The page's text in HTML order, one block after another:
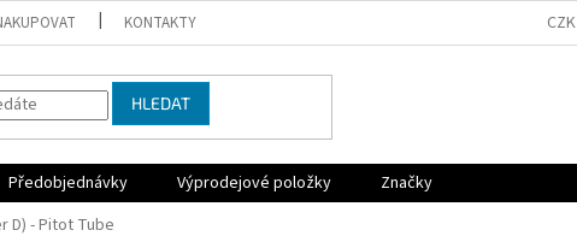
KONTAKTY CZK
HLEDAT
Předobjednávky Výprodejové položky
Značky
D) - Pitot Tube